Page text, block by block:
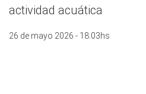
actividad acuática
26 de mayo 2026 - 18:03hs